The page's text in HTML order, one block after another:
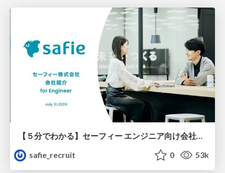
【５分でわかる】セーフィー エンジニア向け会社紹介
safie_recruit
0 53k